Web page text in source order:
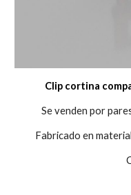
Clip cortina
Se venden por
Fabricado en